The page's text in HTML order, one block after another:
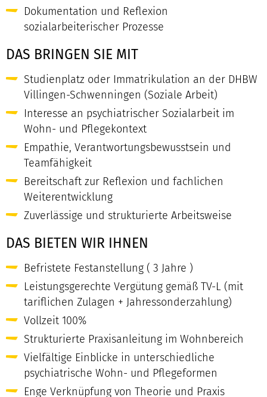
Dokumentation und Reflexion
sozialarbeiterischer Prozesse
DAS BRINGEN SIE MIT
Studienplatz oder Immatrikulation an der DHBW
Villingen-Schwenningen (Soziale Arbeit)
Interesse an psychiatrischer Sozialarbeit im
Wohn- und Pflegekontext
Empathie, Verantwortungsbewusstsein und
Teamfähigkeit
Bereitschaft zur Reflexion und fachlichen
Weiterentwicklung
Zuverlässige und strukturierte Arbeitsweise
DAS BIETEN WIR IHNEN
Befristete Festanstellung ( 3 Jahre )
Leistungsgerechte Vergütung gemäß TV-L (mit
tariflichen Zulagen + Jahressonderzahlung)
Vollzeit 100%
Strukturierte Praxisanleitung im Wohnbereich
Vielfältige Einblicke in unterschiedliche
psychiatrische Wohn- und Pflegeformen
Enge Verknüpfung von Theorie und Praxis